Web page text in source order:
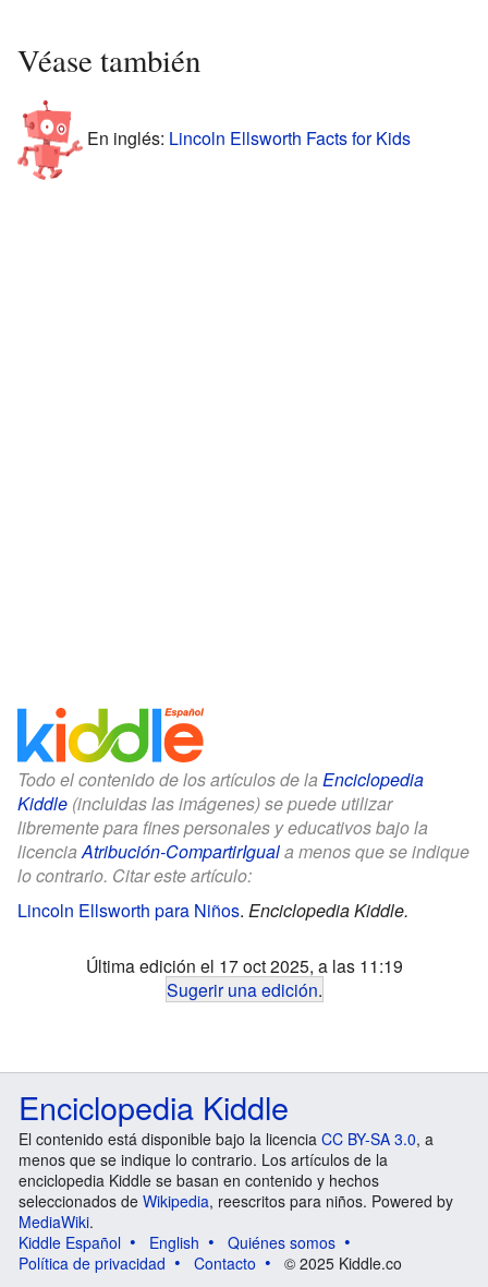
Véase también
En inglés: Lincoln Ellsworth Facts for Kids
Todo el contenido de los artículos de la Enciclopedia
Kiddle (incluidas las imágenes) se puede utilizar
libremente para fines personales y educativos bajo la
licenciaAtribución-CompartirIguala menos que se indique
lo contrario. Citar este artículo:
Lincoln Ellsworth para Niños. Enciclopedia Kiddle.
Última edición el 17 oct 2025, a las 11:19
Sugerir una edición.
Enciclopedia Kiddle
El contenido está disponible bajo la licencia CC BY-SA 3.0, a
menos que se indique lo contrario. Los artículos de la
enciclopedia Kiddle se basan en contenido y hechos
seleccionados de Wikipedia, reescritos para niños. Powered by
MediaWiki.
Kiddle Español
English
Quiénes somos
Política de privacidad
Contacto © 2025 Kiddle.co